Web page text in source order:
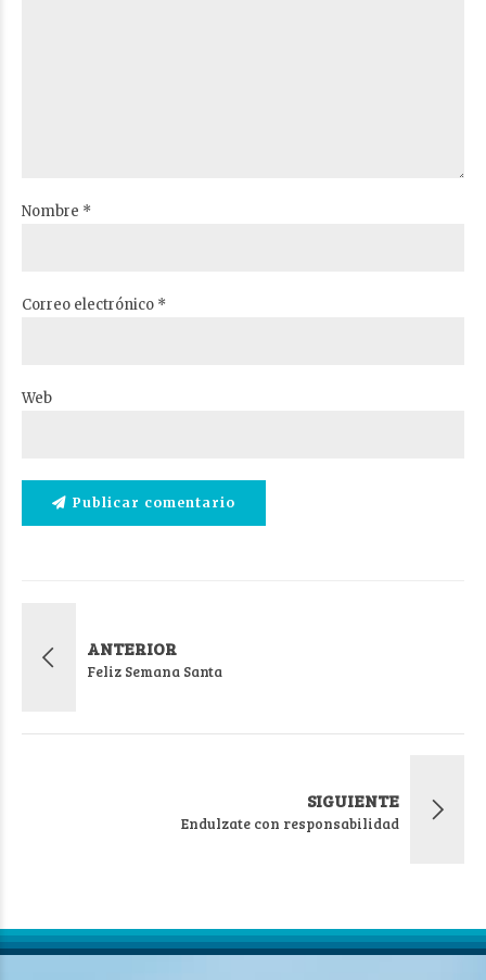
Nombre *
Correo electrónico *
Web
Publicar comentario
ANTERIOR
Feliz Semana Santa
SIGUIENTE
Endulzate con responsabilidad